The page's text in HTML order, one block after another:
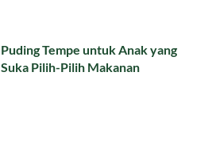
Puding Tempe untuk Anak yang
Suka Pilih-Pilih Makanan